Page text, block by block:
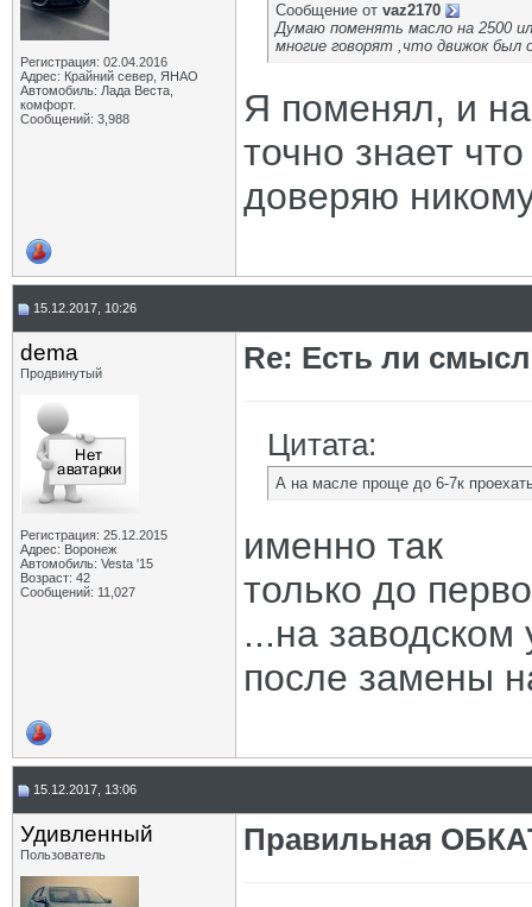
Регистрация: 02.04.2016
Адрес: Крайний север, ЯНАО
Автомобиль: Лада Веста,
комфорт.
Сообщений: 3,988
Сообщение от vaz2170
Думаю поменять масло на 2500
многие говорят ,что движок был
Я поменял, и
точно знает
доверяю
15.12.2017, 10:26
dema
Продвинутый
Регистрация: 25.12.2015
Адрес: Воронеж
Автомобиль: Vesta '15
Возраст: 42
Сообщений: 11,027
Re: Есть ли
Цитата:
А на масле проще до 6-7к
именно так
только до
...на заводском
после замены
15.12.2017, 13:06
Удивленный
Пользователь Правильная